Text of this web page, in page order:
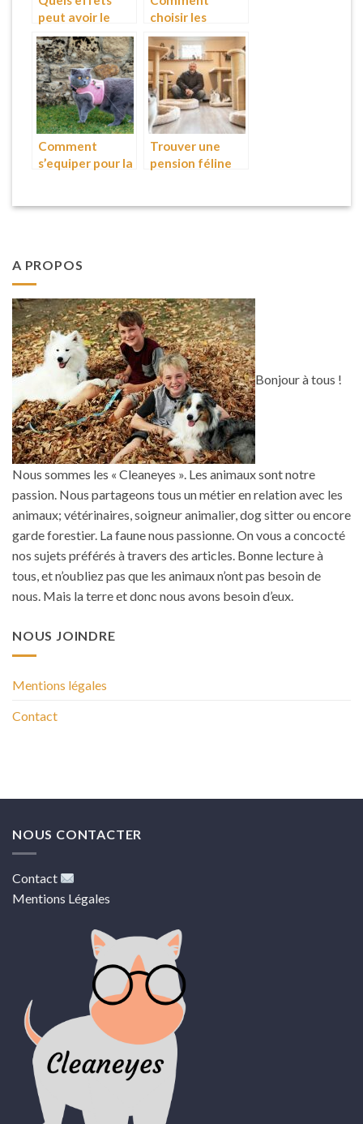
peut avoir le
cannabidiol chez
les chiens et les
chats ?
choisir les
bonnes
croquettes pour
son animal de
compagnie ?
Comment
s’equiper pour la
Trouver une
pension féline
Monsieur
A PROPOS
Bonjour à tous !
Nous sommes les « Cleaneyes ». Les animaux sont notre
passion. Nous partageons tous un métier en relation avec les
animaux; vétérinaires, soigneur animalier, dog sitter ou encore
garde forestier. La faune nous passionne. On vous a concocté
nos sujets préférés à travers des articles. Bonne lecture à
tous, et n’oubliez pas que les animaux n’ont pas besoin de
nous. Mais la terre et donc nous avons besoin d’eux.
NOUS JOINDRE
Mentions légales
Contact
NOUS CONTACTER
Contact
Mentions Légales